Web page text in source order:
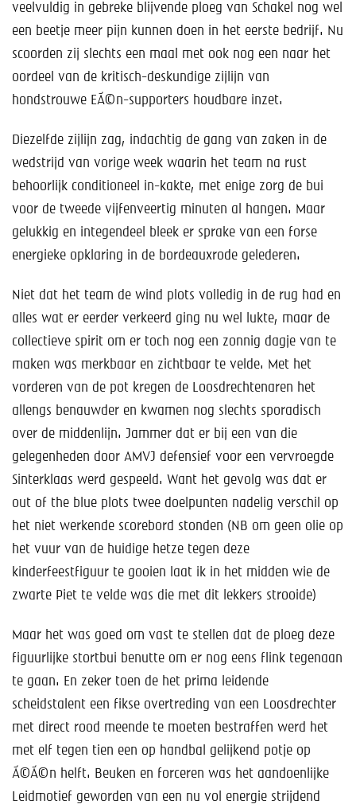
veelvuldig in gebreke blijvende ploeg van Schakel nog wel
een beetje meer pijn kunnen doen in het eerste bedrijf. Nu
scoorden zij slechts een maal met ook nog een naar het
oordeel van de kritisch-deskundige zijlijn van
hondstrouwe EÃ©n-supporters houdbare inzet.
Diezelfde zijlijn zag, indachtig de gang van zaken in de
wedstrijd van vorige week waarin het team na rust
behoorlijk conditioneel in-kakte, met enige zorg de bui
voor de tweede vijfenveertig minuten al hangen. Maar
gelukkig en integendeel bleek er sprake van een forse
energieke opklaring in de bordeauxrode gelederen.
Niet dat het team de wind plots volledig in de rug had en
alles wat er eerder verkeerd ging nu wel lukte, maar de
collectieve spirit om er toch nog een zonnig dagje van te
maken was merkbaar en zichtbaar te velde. Met het
vorderen van de pot kregen de Loosdrechtenaren het
allengs benauwder en kwamen nog slechts sporadisch
over de middenlijn. Jammer dat er bij een van die
gelegenheden door AMVJ defensief voor een vervroegde
Sinterklaas werd gespeeld. Want het gevolg was dat er
out of the blue plots twee doelpunten nadelig verschil op
het niet werkende scorebord stonden (NB om geen olie op
het vuur van de huidige hetze tegen deze
kinderfeestfiguur te gooien laat ik in het midden wie de
zwarte Piet te velde was die met dit lekkers strooide)
Maar het was goed om vast te stellen dat de ploeg deze
figuurlijke stortbui benutte om er nog eens flink tegenaan
te gaan. En zeker toen de het prima leidende
scheidstalent een fikse overtreding van een Loosdrechter
met direct rood meende te moeten bestraffen werd het
met elf tegen tien een op handbal gelijkend potje op
Ã©Ã©n helft. Beuken en forceren was het aandoenlijke
Leidmotief geworden van een nu vol energie strijdend